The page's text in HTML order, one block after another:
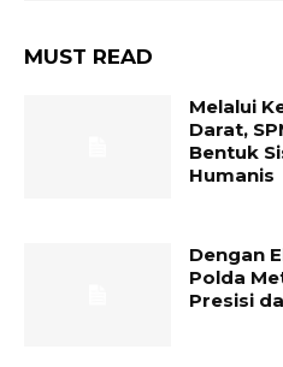
MUST READ
Melalui
Darat,
Bentuk
Humanis
Dengan
Polda
Presisi